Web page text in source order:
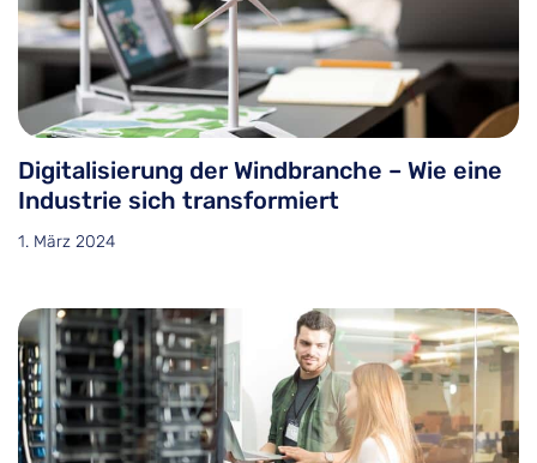
Digitalisierung der Windbranche – Wie eine
Industrie sich transformiert
1. März 2024